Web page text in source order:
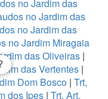
no Jardim das
no Jardim das
no Jardim das
no Jardim Miragaia
das Oliveiras|
das Vertentes|
Dom Bosco| Trt,
dos Ipes | Trt, Art,